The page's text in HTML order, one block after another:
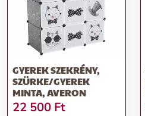
GYEREK SZEKRÉNY,
SZÜRKE/GYEREK
MINTA, AVERON
22 500 Ft